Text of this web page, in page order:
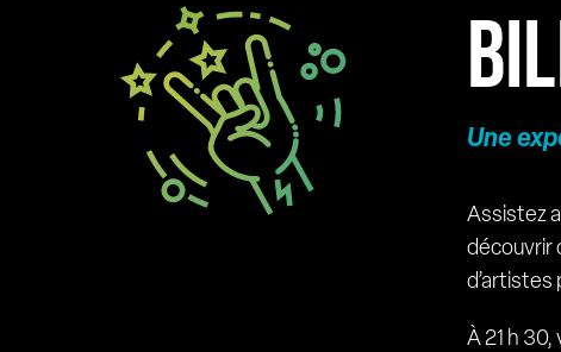
Une
Assistez
découvrir
d’artistes
À 21 h